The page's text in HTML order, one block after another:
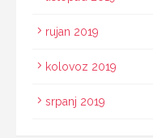
rujan 2019
kolovoz 2019
srpanj 2019